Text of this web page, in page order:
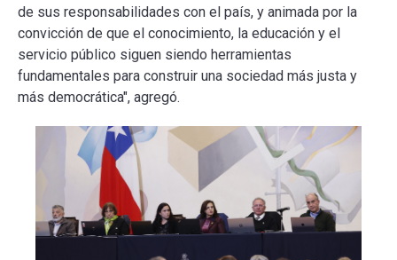
de sus responsabilidades con el país, y animada por la
convicción de que el conocimiento, la educación y el
servicio público siguen siendo herramientas
fundamentales para construir una sociedad más justa y
más democrática", agregó.